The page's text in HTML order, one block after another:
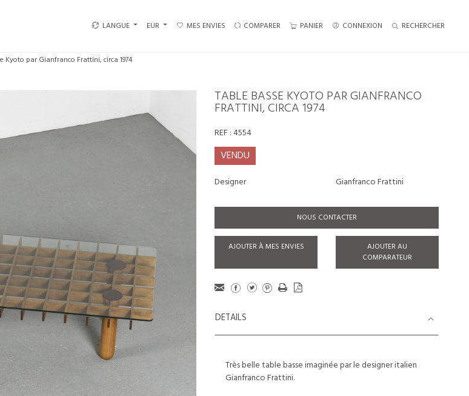
LANGUE EUR MES ENVIES COMPARER PANIER CONNEXION RECHERCHER
Kyoto par Gianfranco Frattini, circa 1974
TABLE BASSE KYOTO PAR GIANFRANCO
FRATTINI, CIRCA 1974
REF :4554
VENDU
Designer Gianfranco Frattini
NOUS CONTACTER
AJOUTER À MES ENVIES
AJOUTER AU
COMPARATEUR
DETAILS
Très belle table basse imaginée par le designer italien
Gianfranco Frattini.